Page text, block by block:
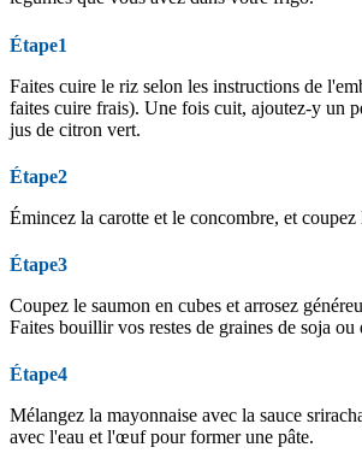
Étape1
Faites cuire le riz selon les instructions de
faites cuire frais). Une fois cuit, ajoutez-y un
jus de citron vert.
Étape2
Émincez la carotte et le concombre, et coupez
Étape3
Coupez le saumon en cubes et arrosez
Faites bouillir vos restes de graines de soja ou
Étape4
Mélangez la mayonnaise avec la sauce
avec l'eau et l'œuf pour former une pâte.